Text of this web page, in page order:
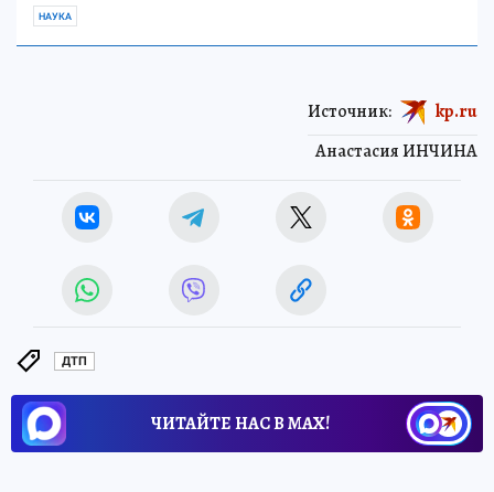
НАУКА
Анастасия ИНЧИНА
Источник: kp.ru
ДТП
ЧИТАЙТЕ НАС В МАХ!